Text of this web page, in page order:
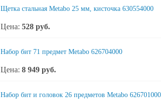
Щетка стальная Metabo 25 мм, кисточка 630554000
Цена: 528 руб.
Набор бит 71 предмет Metabo 626704000
Цена: 8 949 руб.
Набор бит и головок 26 предметов Metabo 626701000